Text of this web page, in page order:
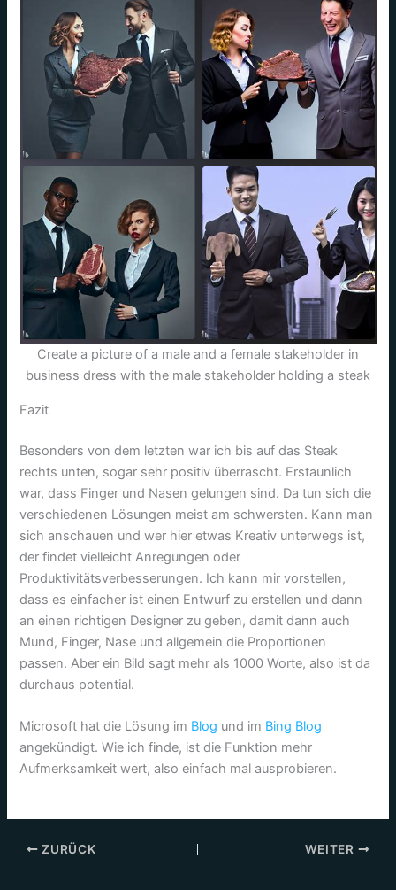
Create a picture of a male and a female stakeholder in
business dress with the male stakeholder holding a steak
Fazit
Besonders von dem letzten war ich bis auf das Steak
rechts unten, sogar sehr positiv überrascht. Erstaunlich
war, dass Finger und Nasen gelungen sind. Da tun sich die
verschiedenen Lösungen meist am schwersten. Kann man
sich anschauen und wer hier etwas Kreativ unterwegs ist,
der findet vielleicht Anregungen oder
Produktivitätsverbesserungen. Ich kann mir vorstellen,
dass es einfacher ist einen Entwurf zu erstellen und dann
an einen richtigen Designer zu geben, damit dann auch
Mund, Finger, Nase und allgemein die Proportionen
passen. Aber ein Bild sagt mehr als 1000 Worte, also ist da
durchaus potential.
Microsoft hat die Lösung im Blog und im Bing Blog
angekündigt. Wie ich finde, ist die Funktion mehr
Aufmerksamkeit wert, also einfach mal ausprobieren.
ZURÜCK WEITER